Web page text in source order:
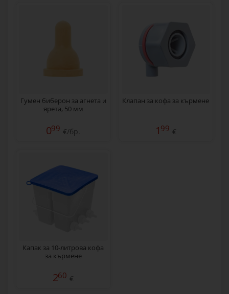
Гумен биберон за агнета и
ярета, 50 мм
099 €/бр.
Клапан за кофа за кърмене
1 99 €
Капак за 10-литрова кофа
за кърмене
260 €